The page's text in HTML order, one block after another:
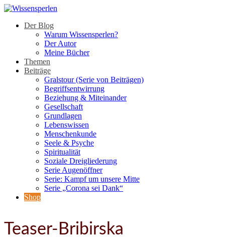
Der Blog
Warum Wissensperlen?
Der Autor
Meine Bücher
Themen
Beiträge
Gralstour (Serie von Beiträgen)
Begriffsentwirrung
Beziehung & Miteinander
Gesellschaft
Grundlagen
Lebenswissen
Menschenkunde
Seele & Psyche
Spiritualität
Soziale Dreigliederung
Serie Augenöffner
Serie: Kampf um unsere Mitte
Serie „Corona sei Dank“
Shop
Teaser-Bribirska